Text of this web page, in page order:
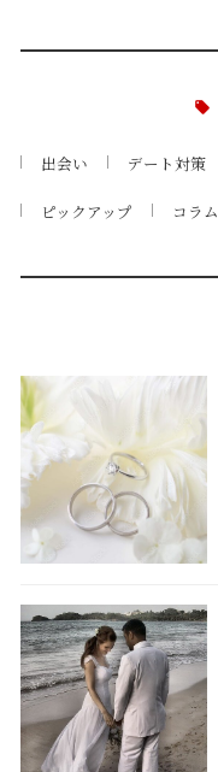
出会い デート対策
ピックアップ コラム